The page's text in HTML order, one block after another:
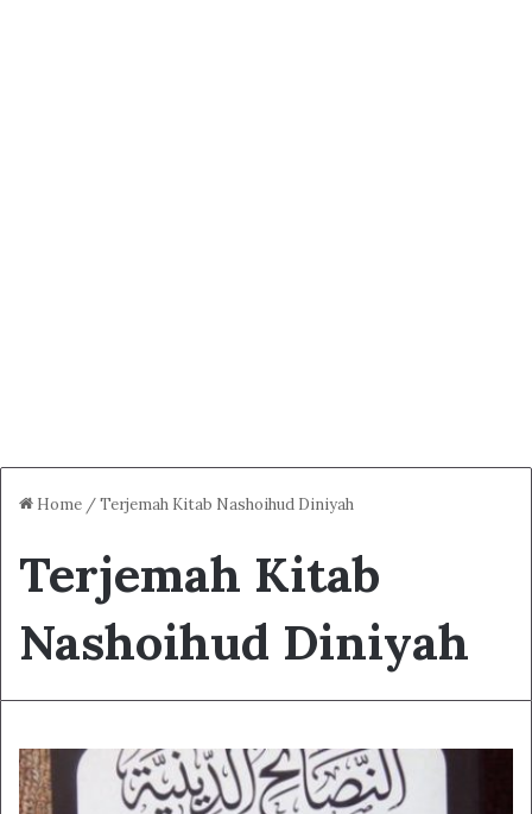
Home /Terjemah Kitab Nashoihud Diniyah
Terjemah Kitab
Nashoihud Diniyah